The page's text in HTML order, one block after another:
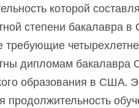
которой
степени бакалавра
требующие
дипломам бакалавра
образования в США.
продолжительность